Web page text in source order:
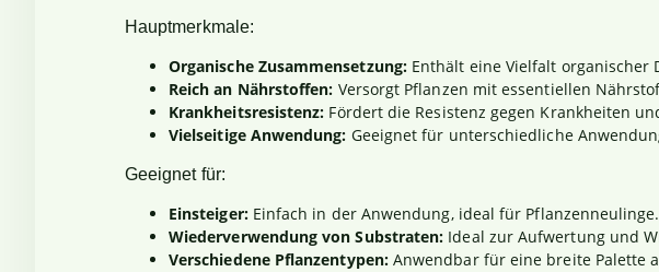
Hauptmerkmale:
Organische Zusammensetzung:Enthält eine Vielfalt organischer
Reich an Nährstoffen: Versorgt Pflanzen mit essentiellen
Krankheitsresistenz: Fördert die Resistenz gegen Krankheiten
Vielseitige Anwendung: Geeignet für unterschiedliche
Geeignet für:
Einsteiger:Einfach in der Anwendung, ideal für Pflanzenneulinge.
Wiederverwendung von Substraten: Ideal zur Aufwertung und
Verschiedene Pflanzentypen:Anwendbar für eine breite Palette